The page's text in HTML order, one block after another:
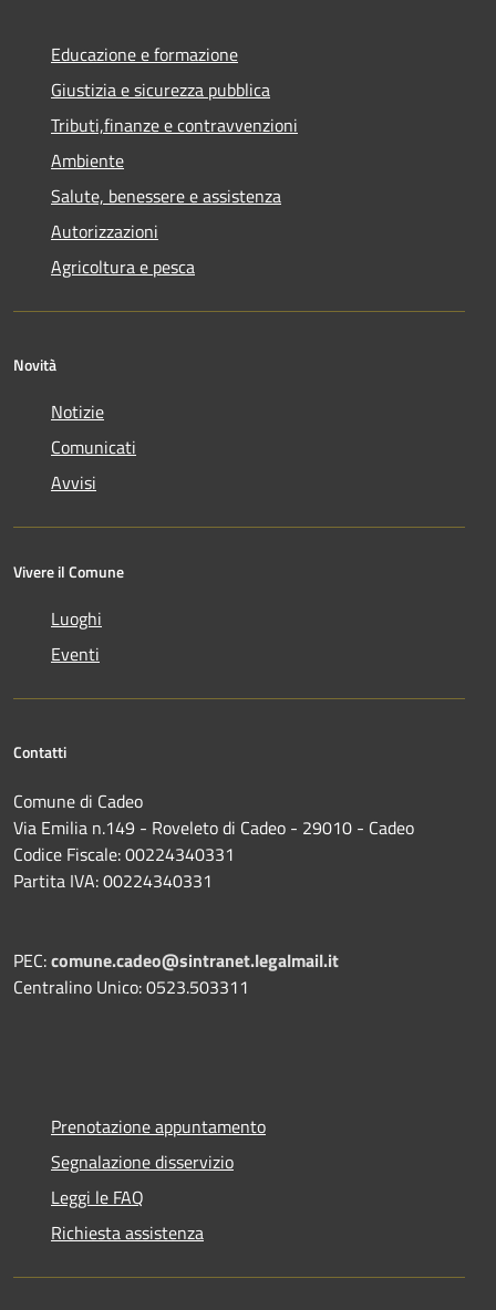
Educazione e formazione
Giustizia e sicurezza pubblica
Tributi,finanze e contravvenzioni
Ambiente
Salute, benessere e assistenza
Autorizzazioni
Agricoltura e pesca
Novità
Notizie
Comunicati
Avvisi
Vivere il Comune
Luoghi
Eventi
Contatti
Comune di Cadeo
Via Emilia n.149 - Roveleto di Cadeo - 29010 - Cadeo
Codice Fiscale: 00224340331
Partita IVA: 00224340331
PEC:comune.cadeo@sintranet.legalmail.it
Centralino Unico: 0523.503311
Prenotazione appuntamento
Segnalazione disservizio
Leggi le FAQ
Richiesta assistenza